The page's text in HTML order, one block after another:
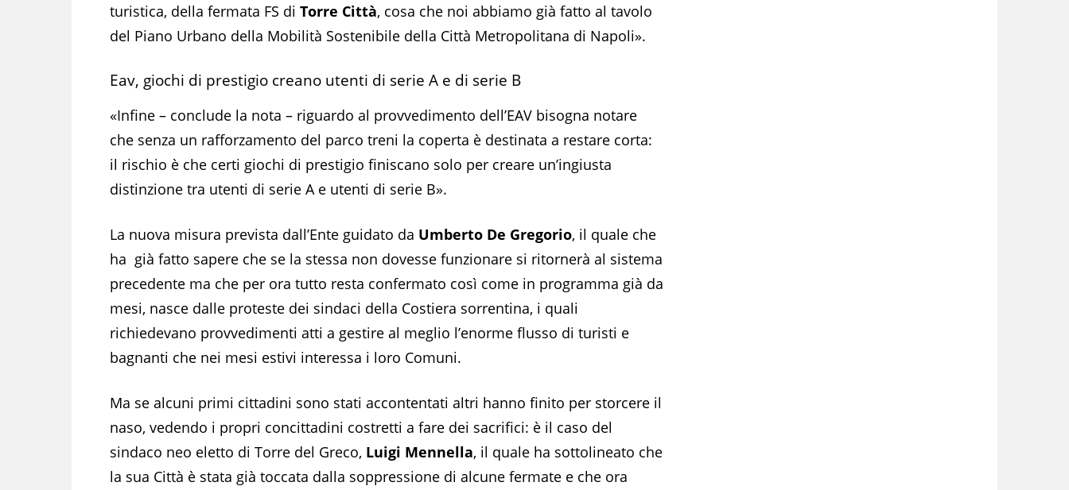
turistica, della fermata FS di Torre Città, cosa che noi abbiamo già fatto al tavolo
del Piano Urbano della Mobilità Sostenibile della Città Metropolitana di Napoli».
Eav, giochi di prestigio creano utenti di serie A e di serie B
«Infine – conclude la nota – riguardo al provvedimento dell’EAV bisogna notare
che senza un rafforzamento del parco treni la coperta è destinata a restare corta:
il rischio è che certi giochi di prestigio finiscano solo per creare un’ingiusta
distinzione tra utenti di serie A e utenti di serie B».
La nuova misura prevista dall’Ente guidato da Umberto De Gregorio, il quale che
ha già fatto sapere che se la stessa non dovesse funzionare si ritornerà al sistema
precedente ma che per ora tutto resta confermato così come in programma già da
mesi, nasce dalle proteste dei sindaci della Costiera sorrentina, i quali
richiedevano provvedimenti atti a gestire al meglio l’enorme flusso di turisti e
bagnanti che nei mesi estivi interessa i loro Comuni.
Ma se alcuni primi cittadini sono stati accontentati altri hanno finito per storcere il
naso, vedendo i propri concittadini costretti a fare dei sacrifici: è il caso del
sindaco neo eletto di Torre del Greco, Luigi Mennella, il quale ha sottolineato che
la sua Città è stata già toccata dalla soppressione di alcune fermate e che ora